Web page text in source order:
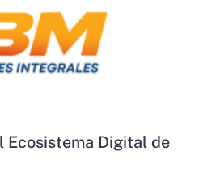
Ecosistema Digital de